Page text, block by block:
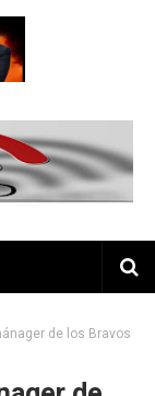
de los Bravos